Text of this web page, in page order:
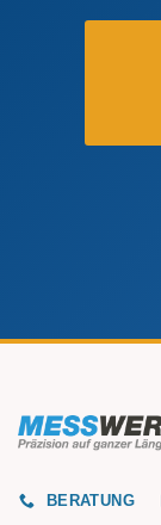
BERATUNG